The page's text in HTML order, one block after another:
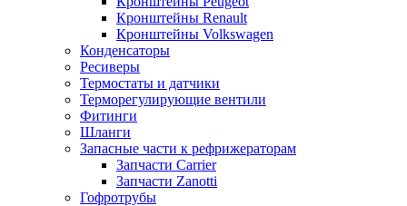
Кронштейны Renault
Кронштейны Volkswagen
Конденсаторы
Ресиверы
Термостаты и датчики
Терморегулирующие вентили
Фитинги
Шланги
Запасные части к рефрижераторам
Запчасти Carrier
Запчасти Zanotti
Гофротрубы